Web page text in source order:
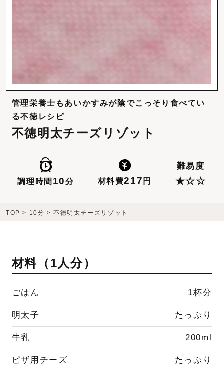
管理栄養士もあいかすみが陰でこっそり食べてい
る不徳レシピ
不徳明太チーズリゾット
調理時間 10分 材料費217 円
難易度
★☆☆
TOP > 10分 >不徳明太チーズリゾット
材料（1人分）
ごはん 1杯分
明太子 たっぷり
牛乳 200ml
ピザ用チーズ たっぷり